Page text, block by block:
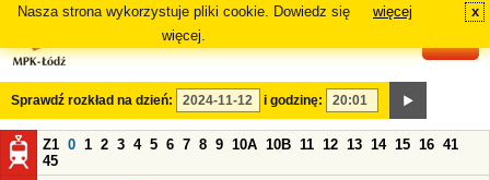
Nasza strona wykorzystuje pliki cookie. Dowiedz się
więcej.
więcej x
Sprawdź rozkład na dzień: i godzinę:
Z1 0 1 2 3 4 5 6 7 8 9 10A 10B 11 12 13 14 15 16 41
45